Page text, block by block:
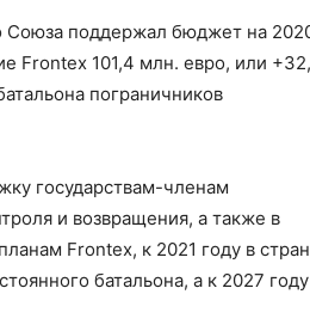
Союза поддержал бюджет на
Frontex 101,4 млн. евро, или
пограничников
государствам-членам
и возвращения, а также в
Frontex, к 2021 году в
батальона, а к 2027